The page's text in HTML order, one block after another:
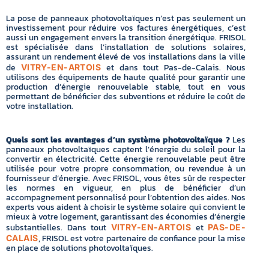
La pose de panneaux photovoltaïques n’est pas seulement un
investissement pour réduire vos factures énergétiques, c’est
aussi un engagement envers la transition énergétique. FRISOL
est spécialisée dans l’installation de solutions solaires,
assurant un rendement élevé de vos installations dans la ville
de VITRY-EN-ARTOIS et dans tout Pas-de-Calais. Nous
utilisons des équipements de haute qualité pour garantir une
production d’énergie renouvelable stable, tout en vous
permettant de bénéficier des subventions et réduire le coût de
votre installation.
Quels sont les avantages d’un système photovoltaïque ?Les
panneaux photovoltaïques captent l’énergie du soleil pour la
convertir en électricité. Cette énergie renouvelable peut être
utilisée pour votre propre consommation, ou revendue à un
fournisseur d’énergie. Avec FRISOL, vous êtes sûr de respecter
les normes en vigueur, en plus de bénéficier d’un
accompagnement personnalisé pour l’obtention des aides. Nos
experts vous aident à choisir le système solaire qui convient le
mieux à votre logement, garantissant des économies d’énergie
substantielles. Dans tout VITRY-EN-ARTOISet PAS-DE-
CALAIS, FRISOL est votre partenaire de confiance pour la mise
en place de solutions photovoltaïques.